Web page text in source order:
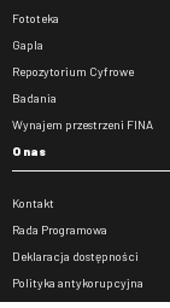
Fototeka
Gapla
Repozytorium Cyfrowe
Badania
Wynajem przestrzeni FINA
O nas
Kontakt
Rada Programowa
Deklaracja dostępności
Polityka antykorupcyjna